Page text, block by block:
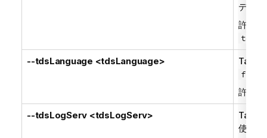
デフ
許可
--tdsLanguage <tdsLanguage>
fr_FR
許可
--tdsLogServ <tdsLogServ>
使用